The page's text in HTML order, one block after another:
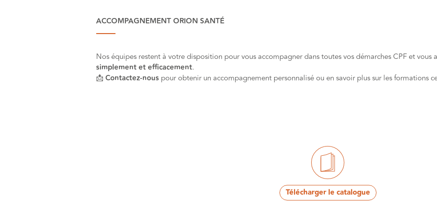
ACCOMPAGNEMENT ORION SANTÉ
Nos équipes restent à votre disposition pour vous accompagner dans toutes vos démarches CPF et vous
simplement et efficacement.
📩 Contactez-nous pour obtenir un accompagnement personnalisé ou en savoir plus sur les formations
Télécharger le catalogue